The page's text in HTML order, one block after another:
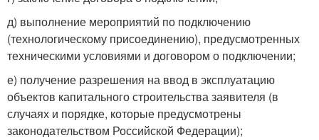
д) выполнение мероприятий по подключению
(технологическому присоединению), предусмотренных
техническими условиями и договором о подключении;
е) получение разрешения на ввод в эксплуатацию
объектов капитального строительства заявителя (в
случаях и порядке, которые предусмотрены
законодательством Российской Федерации);